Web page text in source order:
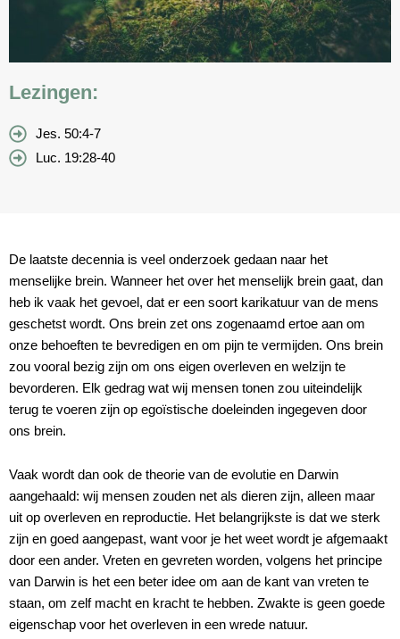
Lezingen:
Jes. 50:4-7
Luc. 19:28-40
De laatste decennia is veel onderzoek gedaan naar het
menselijke brein. Wanneer het over het menselijk brein gaat, dan
heb ik vaak het gevoel, dat er een soort karikatuur van de mens
geschetst wordt. Ons brein zet ons zogenaamd ertoe aan om
onze behoeften te bevredigen en om pijn te vermijden. Ons brein
zou vooral bezig zijn om ons eigen overleven en welzijn te
bevorderen. Elk gedrag wat wij mensen tonen zou uiteindelijk
terug te voeren zijn op egoïstische doeleinden ingegeven door
ons brein.
Vaak wordt dan ook de theorie van de evolutie en Darwin
aangehaald: wij mensen zouden net als dieren zijn, alleen maar
uit op overleven en reproductie. Het belangrijkste is dat we sterk
zijn en goed aangepast, want voor je het weet wordt je afgemaakt
door een ander. Vreten en gevreten worden, volgens het principe
van Darwin is het een beter idee om aan de kant van vreten te
staan, om zelf macht en kracht te hebben. Zwakte is geen goede
eigenschap voor het overleven in een wrede natuur.